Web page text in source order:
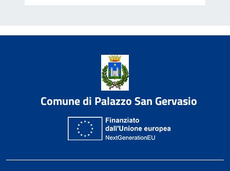
Comune di Palazzo San Gervasio